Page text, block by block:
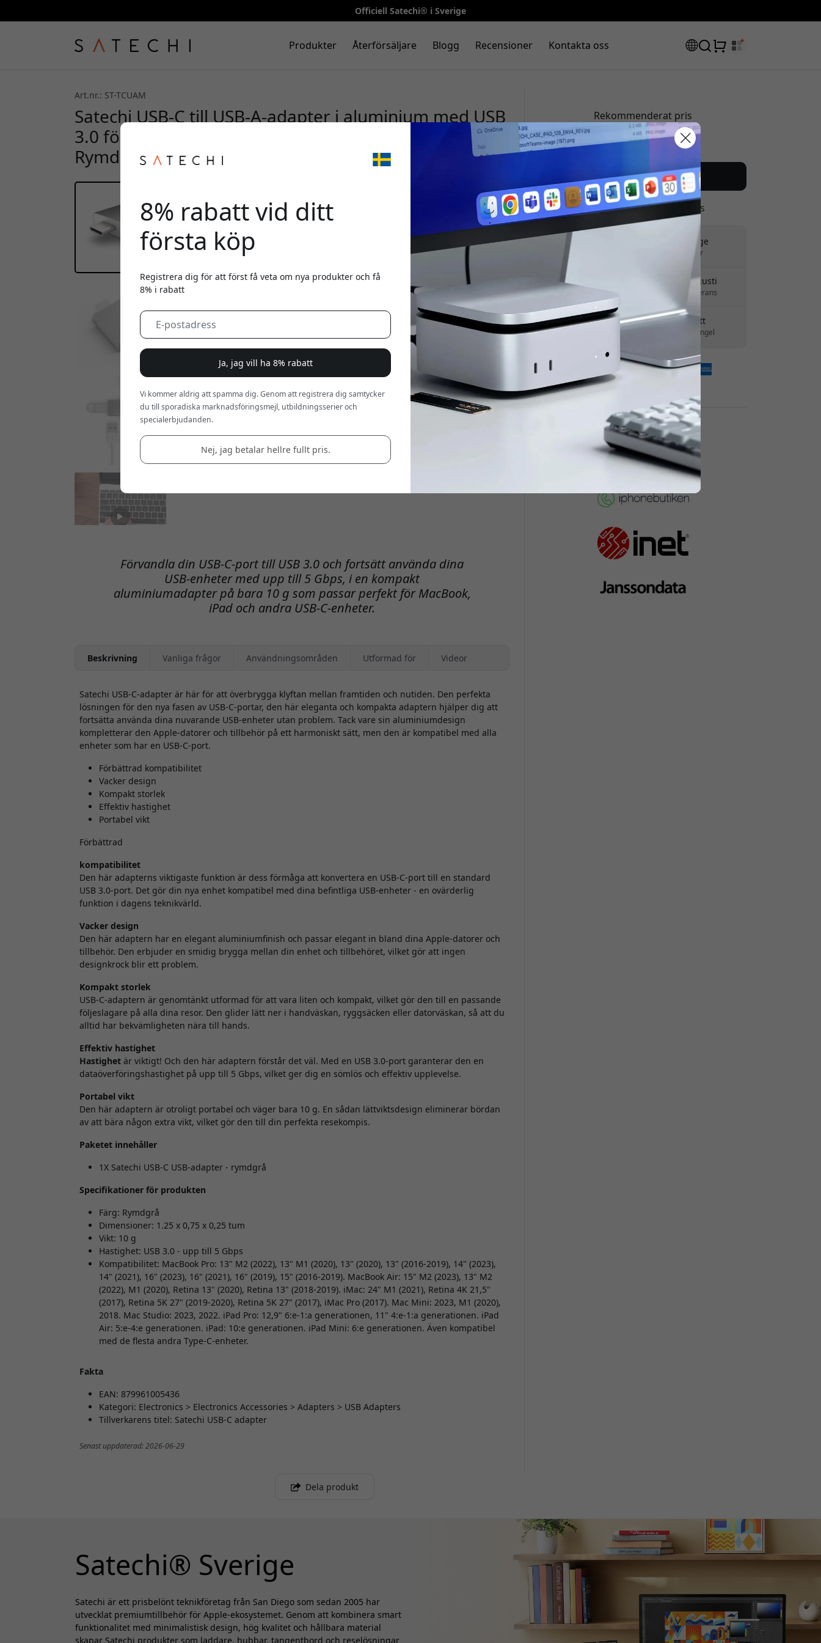
Officiell Satechi® i Sverige
Produkter Återförsäljare Blogg Recensioner Kontakta oss
Art.nr.: ST-TCUAM
Satechi USB-C till USB-A-adapter i aluminium med USB
3.0 för MacBook, iPad och andra USB-C-enheter -
Rymdgrå
Förvandla din USB‑C-port till USB 3.0 och fortsätt använda dina
USB-enheter med upp till 5 Gbps, i en kompakt
aluminiumadapter på bara 10 g som passar perfekt för MacBook,
iPad och andra USB‑C-enheter.
Beskrivning Vanliga frågor Användningsområden Utformad för Videor
Satechi USB-C-adapter är här för att överbrygga klyftan mellan framtiden och nutiden. Den perfekta
lösningen för den nya fasen av USB-C-portar, den här eleganta och kompakta adaptern hjälper dig att
fortsätta använda dina nuvarande USB-enheter utan problem. Tack vare sin aluminiumdesign
kompletterar den Apple-datorer och tillbehör på ett harmoniskt sätt, men den är kompatibel med alla
enheter som har en USB-C-port.
Förbättrad kompatibilitet
Vacker design
Kompakt storlek
Effektiv hastighet
Portabel vikt
Förbättrad
kompatibilitet
Den här adapterns viktigaste funktion är dess förmåga att konvertera en USB-C-port till en standard
USB 3.0-port. Det gör din nya enhet kompatibel med dina befintliga USB-enheter - en ovärderlig
funktion i dagens teknikvärld.
Vacker design
Den här adaptern har en elegant aluminiumfinish och passar elegant in bland dina Apple-datorer och
tillbehör. Den erbjuder en smidig brygga mellan din enhet och tillbehöret, vilket gör att ingen
designkrock blir ett problem.
Kompakt storlek
USB-C-adaptern är genomtänkt utformad för att vara liten och kompakt, vilket gör den till en passande
följeslagare på alla dina resor. Den glider lätt ner i handväskan, ryggsäcken eller datorväskan, så att du
alltid har bekvämligheten nära till hands.
Effektiv hastighet
Hastighet är viktigt! Och den här adaptern förstår det väl. Med en USB 3.0-port garanterar den en
dataöverföringshastighet på upp till 5 Gbps, vilket ger dig en sömlös och effektiv upplevelse.
Portabel vikt
Den här adaptern är otroligt portabel och väger bara 10 g. En sådan lättviktsdesign eliminerar bördan
av att bära någon extra vikt, vilket gör den till din perfekta resekompis.
Paketet innehåller
1X Satechi USB-C USB-adapter - rymdgrå
Specifikationer för produkten
Färg: Rymdgrå
Dimensioner: 1.25 x 0,75 x 0,25 tum
Vikt: 10 g
Hastighet: USB 3.0 - upp till 5 Gbps
Kompatibilitet: MacBook Pro: 13" M2 (2022), 13" M1 (2020), 13" (2020), 13" (2016-2019), 14" (2023),
14" (2021), 16" (2023), 16" (2021), 16" (2019), 15" (2016-2019). MacBook Air: 15" M2 (2023), 13" M2
(2022), M1 (2020), Retina 13" (2020), Retina 13" (2018-2019). iMac: 24" M1 (2021), Retina 4K 21,5"
(2017), Retina 5K 27" (2019-2020), Retina 5K 27" (2017), iMac Pro (2017). Mac Mini: 2023, M1 (2020),
2018. Mac Studio: 2023, 2022. iPad Pro: 12,9" 6:e-1:a generationen, 11" 4:e-1:a generationen. iPad
Air: 5:e-4:e generationen. iPad: 10:e generationen. iPad Mini: 6:e generationen. Även kompatibel
med de flesta andra Type-C-enheter.
Fakta
EAN: 879961005436
Kategori: Electronics > Electronics Accessories > Adapters > USB Adapters
Tillverkarens titel: Satechi USB-C adapter
Senast uppdaterad: 2026-06-29
Rekommenderat pris
179 SEK
Köp nu
I lager - redo att skickas
Fri frakt i Sverige
Inga dolda avgifter
Leverans 10-12 augusti
Snabb och spårbar leverans
30 dagars returrätt
Enkel retur - inget krångel
Säkra betalningar med kryptering
Återförsäljare:
Dela produkt
Satechi® Sverige
Satechi är ett prisbelönt teknikföretag från San Diego som sedan 2005 har
utvecklat premiumtillbehör för Apple-ekosystemet. Genom att kombinera smart
funktionalitet med minimalistisk design, hög kvalitet och hållbara material
skapar Satechi produkter som laddare, hubbar, tangentbord och reselösningar
8% rabatt vid ditt
första köp
Registrera dig för att först få veta om nya produkter och få
8% i rabatt
Ja, jag vill ha 8% rabatt
Vi kommer aldrig att spamma dig. Genom att registrera dig samtycker
du till sporadiska marknadsföringsmejl, utbildningsserier och
specialerbjudanden.
Nej, jag betalar hellre fullt pris.
🎉 Din rabattkod:
Använd denna kod i kassan för att få 8% rabatt.